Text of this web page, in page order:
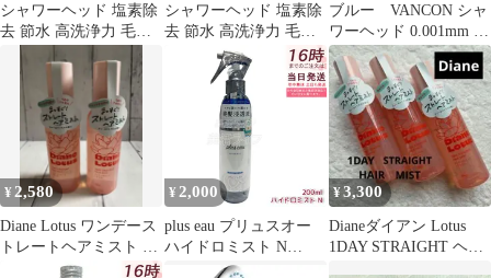
シャワーヘッド 塩素除
去 節水 高洗浄力 毛穴
ケア 美肌 保湿 ミスト
取付簡単
シャワーヘッド 塩素除
去 節水 高洗浄力 毛穴
ケア 美肌 保湿 ミスト
取付簡単
ブルー VANCON シャ
ワーヘッド 0.001mm 塩
素除去 シャワーヘッド
¥ 2,580
Diane Lotus ワンデース
トレートヘアミスト 2
本セット
¥ 2,000
plus eau プリュスオー
ハイドロミスト N
200ml 美髪浸透液 髪の
¥3,300
Dianeダイアン Lotus
1DAY STRAIGHT ヘア